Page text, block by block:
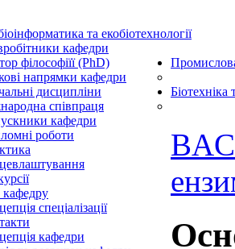
та екобіотехнології
кафедри
філософіїї (PhD)
напрямки кафедри
дисципліни
співпраця
кафедри
роботи
спеціалізації
кафедри
Біотехніка